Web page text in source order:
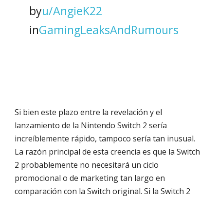
byu/AngieK22
inGamingLeaksAndRumours
Si bien este plazo entre la revelación y el
lanzamiento de la Nintendo Switch 2 sería
increíblemente rápido, tampoco sería tan inusual.
La razón principal de esta creencia es que la Switch
2 probablemente no necesitará un ciclo
promocional o de marketing tan largo en
comparación con la Switch original. Si la Switch 2